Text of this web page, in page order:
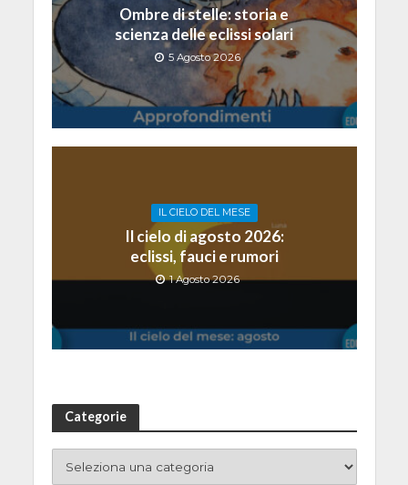
Ombre di stelle: storia e
scienza delle eclissi solari
5 Agosto 2026
IL CIELO DEL MESE
Il cielo di agosto 2026:
eclissi, fauci e rumori
1 Agosto 2026
Categorie